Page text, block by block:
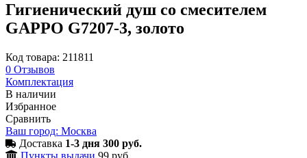
Гигиенический душ со смесителем
GAPPO G7207-3, золото
Код товара: 211811
0 Отзывов
Комплектация
В наличии
Избранное
Сравнить
Ваш город: Москва
Доставка 1-3 дня 300 руб.
Пункты выдачи 99 руб.